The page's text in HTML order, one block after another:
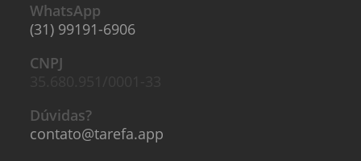
WhatsApp
(31) 99191-6906
CNPJ
Dúvidas?
contato@tarefa.app